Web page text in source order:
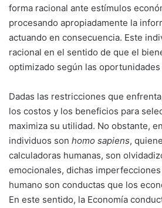
forma racional ante estímulos
procesando apropiadamente la
actuando en consecuencia. Este
racional en el sentido de que el
optimizado según las
Dadas las restricciones que
los costos y los beneficios para
maximiza su utilidad. No obstante,
individuos son homo sapiens,
calculadoras humanas, son
emocionales, dichas
humano son conductas que los
En este sentido, la Economía